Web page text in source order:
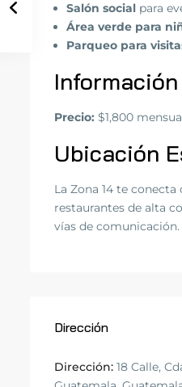
Salón social para
Área verde para
Parqueo para
Precio: $1,800
Ubicación
La Zona 14 te
restaurantes de alta
vías de comunicación.
Dirección
Dirección: 18 Calle,